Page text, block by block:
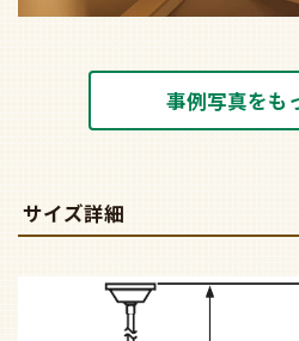
事例写真をも
サイズ詳細